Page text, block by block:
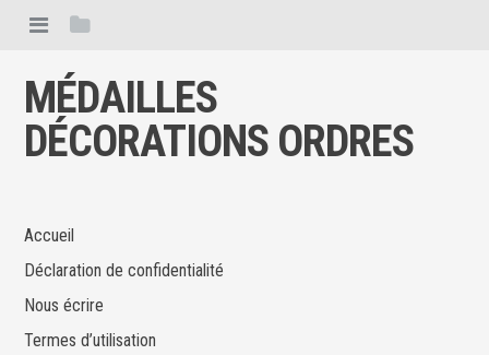
MÉDAILLES
DÉCORATIONS ORDRES
Accueil
Déclaration de confidentialité
Nous écrire
Termes d’utilisation